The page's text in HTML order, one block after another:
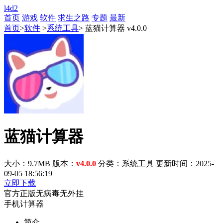
l4d2
首页 游戏 软件 求生之路 专题 最新
首页>软件 >系统工具> 蓝猫计算器 v4.0.0
蓝猫计算器
大小：9.7MB 版本： v4.0.0 分类：系统工具 更新时间：2025-
09-05 18:56:19
立即下载
官方正版无病毒无外挂
手机计算器